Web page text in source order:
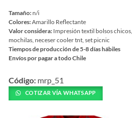
Tamaño: n/i
Colores:Amarillo Reflectante
Valor considera: Impresión textil bolsos chicos,
mochilas, neceser cooler tnt, set picnic
Tiempos de producción de 5-8 días hábiles
Envíos por pagar a todo Chile
producto
tiene
múltiples
Código: mrp_51
COTIZAR VÍA WHATSAPP